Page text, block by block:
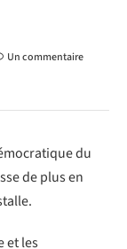
Un commentaire
du
de plus en
et les